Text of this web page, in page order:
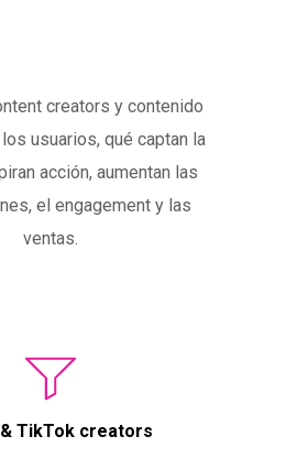
creators y contenido
usuarios, qué captan la
acción, aumentan las
el engagement y las
ventas.
& TikTok creators